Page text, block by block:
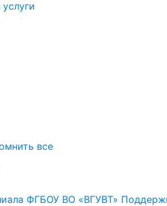
все
ФГБОУ ВО «ВГУВТ»